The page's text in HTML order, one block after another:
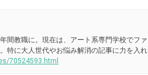
間教職に。現在は、アート系専門学校でファ
特に大人世代やお悩み解消の記事に力を入れ
70524593.html